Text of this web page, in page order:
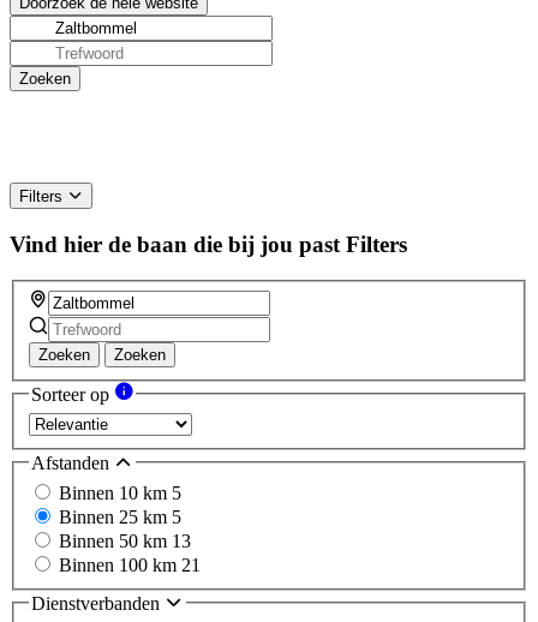
Filters
Vind hier de baan die bij jou past Filters
Zoeken Zoeken
Sorteer op
Afstanden
Binnen 10 km 5
Binnen 25 km 5
Binnen 50 km 13
Binnen 100 km 21
Dienstverbanden